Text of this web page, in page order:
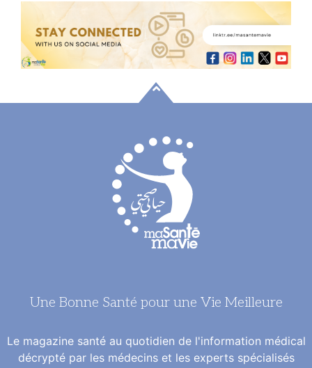
Une Bonne Santé pour une Vie Meilleure
Le magazine santé au quotidien de l'information médical
décrypté par les médecins et les experts spécialisés